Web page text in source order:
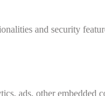
and security
ads, other embedded